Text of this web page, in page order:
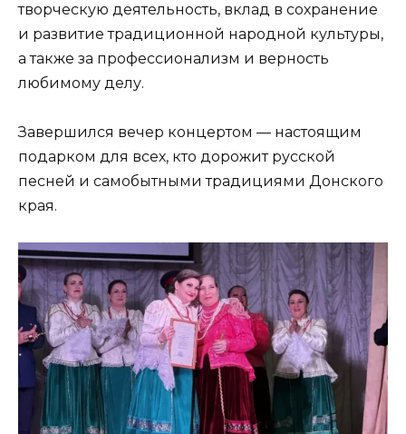
творческую деятельность, вклад в сохранение
и развитие традиционной народной культуры,
а также за профессионализм и верность
любимому делу.
Завершился вечер концертом — настоящим
подарком для всех, кто дорожит русской
песней и самобытными традициями Донского
края.